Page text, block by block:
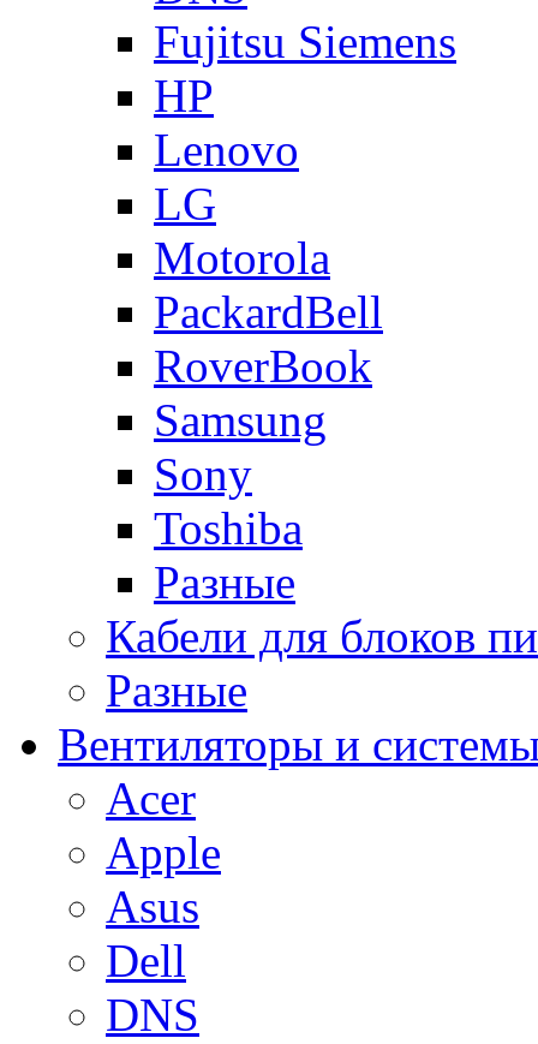
Fujitsu Siemens
HP
Lenovo
LG
Motorola
PackardBell
RoverBook
Samsung
Sony
Toshiba
Разные
Кабели для блоков
Разные
Вентиляторы и
Acer
Apple
Asus
Dell
DNS